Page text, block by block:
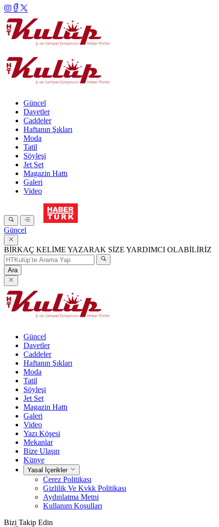
Güncel
Davetler
Caddeler
Haftanın Şıkları
Moda
Tatil
Söyleşi
Jet Set
Magazin Hattı
Galeri
Video
Güncel
BİRKAÇ KELİME YAZARAK SİZE YARDIMCI OLABİLİRİZ
Ara
Güncel
Davetler
Caddeler
Haftanın Şıkları
Moda
Tatil
Söyleşi
Jet Set
Magazin Hattı
Galeri
Video
Yazı Köşesi
Mekanlar
Bize Ulaşın
Künye
Yasal İçerikler
Çerez Politikası
Gizlilik Ve Kvkk Politikası
Aydınlatma Metni
Kullanım Koşulları
Bizi Takip Edin